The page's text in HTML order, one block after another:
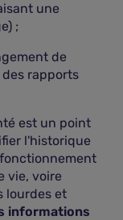
une
;
de
rapports
est un point
l'historique
vie, voire
lourdes et
informations